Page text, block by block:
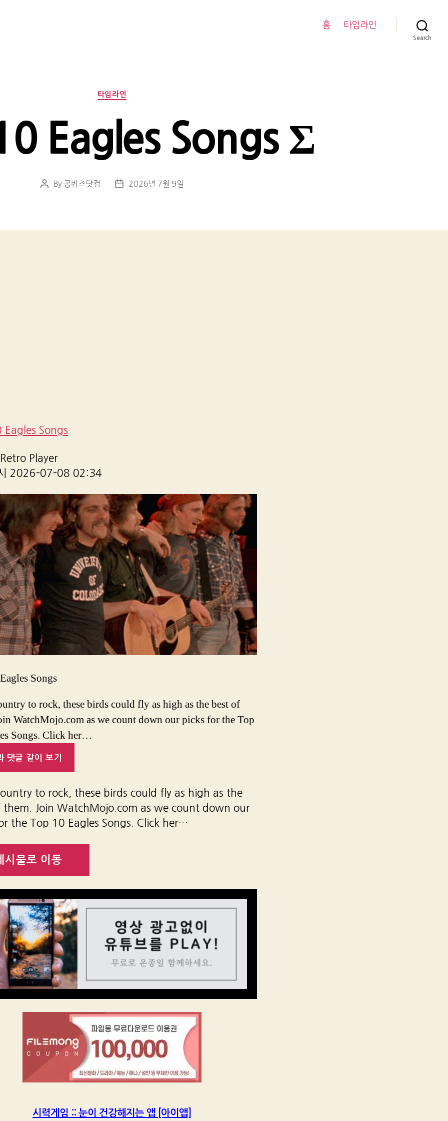
홈 타임라인
Search
Categories
타임라인
Eagles Songs Σ
Post
By 공퀴즈닷컴
Post2026년 7월 9일
Eagles Songs
Player
2026-07-08 02:34
Songs
to rock, these birds could fly as high as the best of
WatchMojo.com as we count down our picks for the Top
Songs. Click her…
댓글 같이 보기
to rock, these birds could fly as high as the
them. Join WatchMojo.com as we count down our
the Top 10 Eagles Songs. Click her…
시물로 이동
시력게임 :: 눈이 건강해지는 앱 [아이앱]